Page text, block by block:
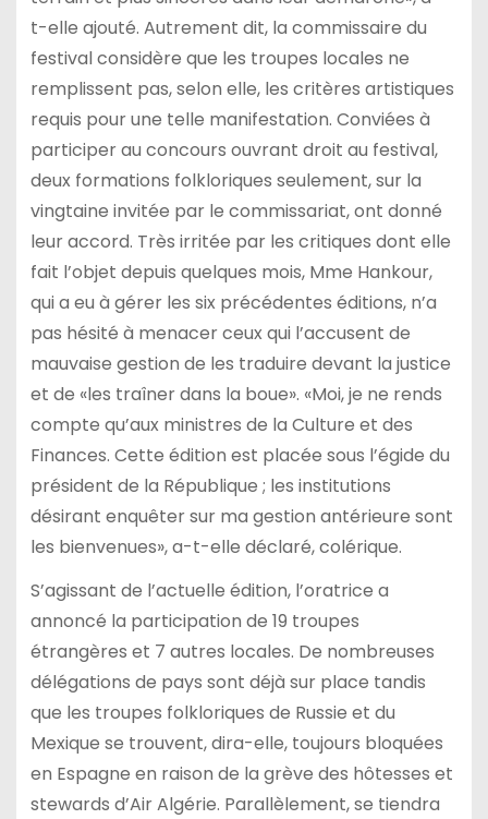
t-elle ajouté. Autrement dit, la commissaire du
festival considère que les troupes locales ne
remplissent pas, selon elle, les critères artistiques
requis pour une telle manifestation. Conviées à
participer au concours ouvrant droit au festival,
deux formations folkloriques seulement, sur la
vingtaine invitée par le commissariat, ont donné
leur accord. Très irritée par les critiques dont elle
fait l’objet depuis quelques mois, Mme Hankour,
qui a eu à gérer les six précédentes éditions, n’a
pas hésité à menacer ceux qui l’accusent de
mauvaise gestion de les traduire devant la justice
et de «les traîner dans la boue». «Moi, je ne rends
compte qu’aux ministres de la Culture et des
Finances. Cette édition est placée sous l’égide du
président de la République ; les institutions
désirant enquêter sur ma gestion antérieure sont
les bienvenues», a-t-elle déclaré, colérique.
S’agissant de l’actuelle édition, l’oratrice a
annoncé la participation de 19 troupes
étrangères et 7 autres locales. De nombreuses
délégations de pays sont déjà sur place tandis
que les troupes folkloriques de Russie et du
Mexique se trouvent, dira-elle, toujours bloquées
en Espagne en raison de la grève des hôtesses et
stewards d’Air Algérie. Parallèlement, se tiendra